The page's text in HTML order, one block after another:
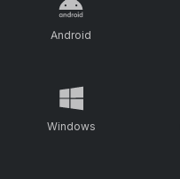
Android
Windows